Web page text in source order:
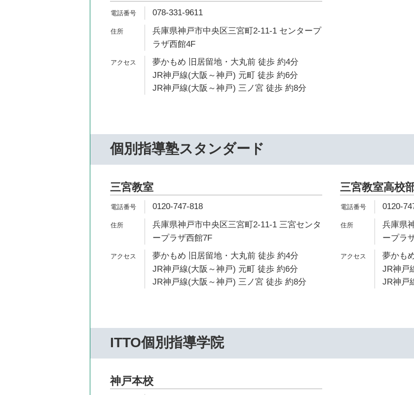
078-331-9611
兵庫県神戸市中央区三宮町2-11-1 センタープ
ラザ西館4F
夢かもめ 旧居留地・大丸前 徒歩 約4分
JR神戸線(大阪～神戸) 元町 徒歩 約6分
JR神戸線(大阪～神戸) 三ノ宮 徒歩 約8分
個別指導塾スタンダード
三宮教室
0120-747-818
兵庫県神戸市中央区三宮町2-11-1 三宮センタ
ープラザ西館7F
夢かもめ 旧居留地・大丸前 徒歩 約4分
JR神戸線(大阪～神戸) 元町 徒歩 約6分
JR神戸線(大阪～神戸) 三ノ宮 徒歩 約8分
三宮教室高校
0120-
兵庫県
ープラ
夢かも
JR神戸
JR神戸
ITTO個別指導学院
神戸本校